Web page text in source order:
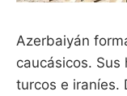
Azerbaiyán
caucásicos.
turcos e iraníes.